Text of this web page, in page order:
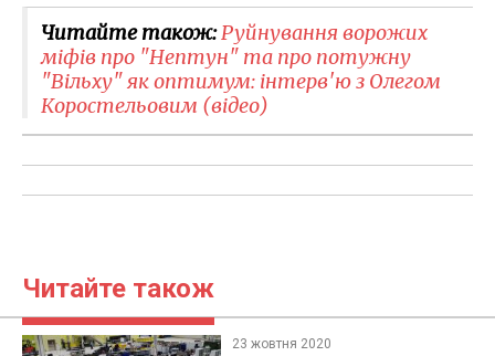
Читайте також:​Руйнування ворожих
міфів про "Нептун" та про потужну
"Вільху" як оптимум: інтерв'ю з Олегом
Коростельовим (відео)
Читайте також
23 жовтня 2020